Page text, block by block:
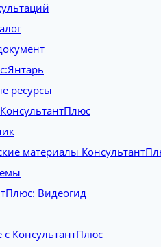
ресурсы
материалы
Видеогид
с КонсультантПлюс